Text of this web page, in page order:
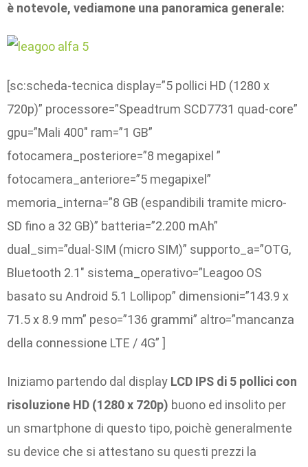
è notevole, vediamone una panoramica generale:
[sc:scheda-tecnica display=”5 pollici HD (1280 x
720p)” processore=”Speadtrum SCD7731 quad-core”
gpu=”Mali 400″ ram=”1 GB”
fotocamera_posteriore=”8 megapixel ”
fotocamera_anteriore=”5 megapixel”
memoria_interna=”8 GB (espandibili tramite micro-
SD fino a 32 GB)” batteria=”2.200 mAh”
dual_sim=”dual-SIM (micro SIM)” supporto_a=”OTG,
Bluetooth 2.1″ sistema_operativo=”Leagoo OS
basato su Android 5.1 Lollipop” dimensioni=”143.9 x
71.5 x 8.9 mm” peso=”136 grammi” altro=”mancanza
della connessione LTE / 4G” ]
Iniziamo partendo dal display LCD IPS di 5 pollici con
risoluzione HD (1280 x 720p) buono ed insolito per
un smartphone di questo tipo, poichè generalmente
su device che si attestano su questi prezzi la